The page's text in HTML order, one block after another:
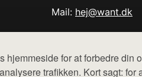
hjemmeside for at forbedre din
trafikken. Kort sagt: for
Mail: hej@want.dk